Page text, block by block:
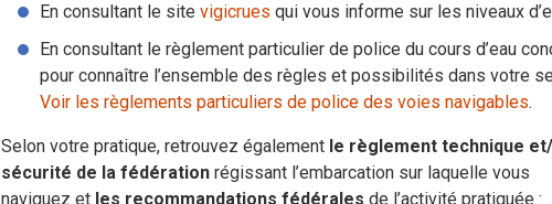
En consultant le site vigicrues qui vous informe sur les niveaux
En consultant le règlement particulier de police du cours d’eau
pour connaître l’ensemble des règles et possibilités dans votre
Voir les règlements particuliers de police des voies navigables.
Selon votre pratique, retrouvez également le règlement technique
sécurité de la fédération régissant l’embarcation sur laquelle vous
naviguez et les recommandations fédérales de l’activité pratiquée :